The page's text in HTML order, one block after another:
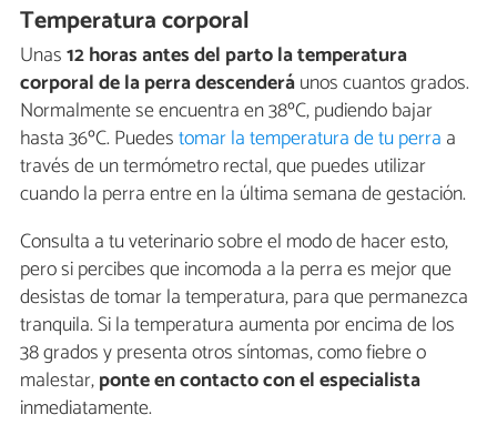
Temperatura corporal
Unas12 horas antes del parto la temperatura
corporal de la perra descenderáunos cuantos grados.
Normalmente se encuentra en 38ºC, pudiendo bajar
hasta 36ºC. Puedestomar la temperatura de tu perra a
través de un termómetro rectal, que puedes utilizar
cuando la perra entre en la última semana de gestación.
Consulta a tu veterinario sobre el modo de hacer esto,
pero si percibes que incomoda a la perra es mejor que
desistas de tomar la temperatura, para que permanezca
tranquila. Si la temperatura aumenta por encima de los
38 grados y presenta otros síntomas, como fiebre o
malestar,ponte en contacto con el especialista
inmediatamente.